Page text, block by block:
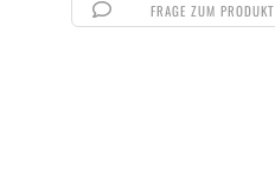
FRAGE ZUM PRODUKT